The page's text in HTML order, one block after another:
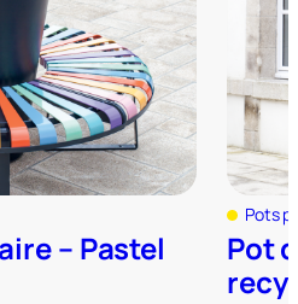
– Pastel
Pots
Pot